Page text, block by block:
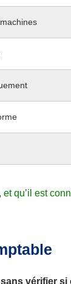
qu’il est
vérifier